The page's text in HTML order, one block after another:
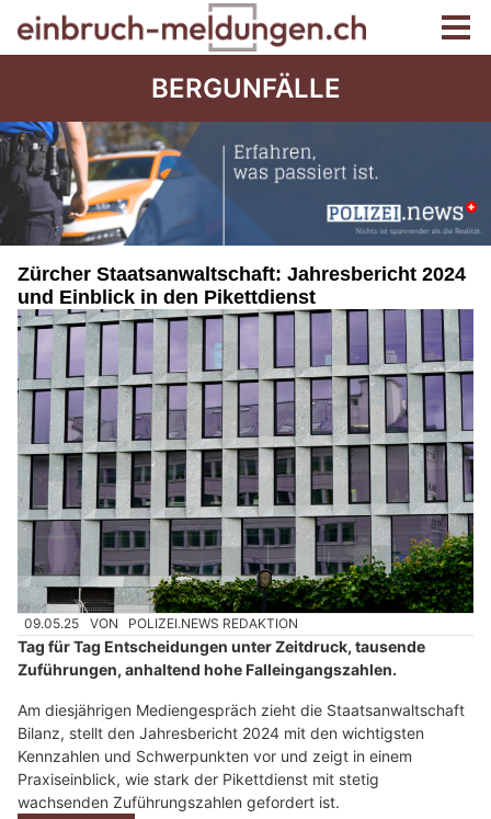
BERGUNFÄLLE
Zürcher Staatsanwaltschaft: Jahresbericht 2024
und Einblick in den Pikettdienst
09.05.25 VON POLIZEI.NEWS REDAKTION
Tag für Tag Entscheidungen unter Zeitdruck, tausende
Zuführungen, anhaltend hohe Falleingangszahlen.
Am diesjährigen Mediengespräch zieht die Staatsanwaltschaft
Bilanz, stellt den Jahresbericht 2024 mit den wichtigsten
Kennzahlen und Schwerpunkten vor und zeigt in einem
Praxiseinblick, wie stark der Pikettdienst mit stetig
wachsenden Zuführungszahlen gefordert ist.